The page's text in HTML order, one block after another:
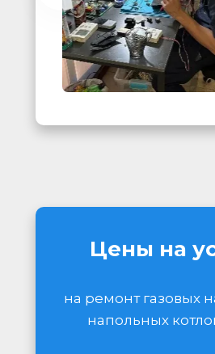
Цены на
на ремонт газовых
напольных